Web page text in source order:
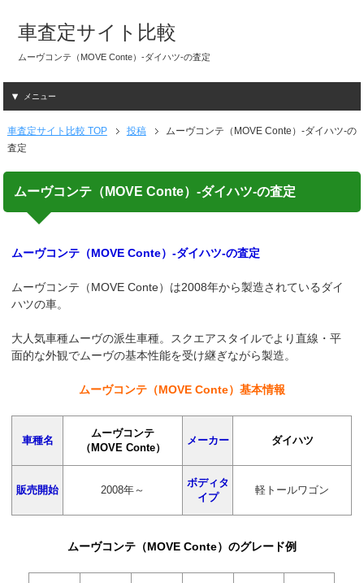
車査定サイト比較
ムーヴコンテ（MOVE Conte）-ダイハツ-の査定
メニュー
車査定サイト比較 TOP 投稿
ムーヴコンテ（MOVE Conte）-ダイハツ-の
査定
ムーヴコンテ（MOVE Conte）-ダイハツ-の査定
ムーヴコンテ（MOVE Conte）-ダイハツ-の査定
ムーヴコンテ（MOVE Conte）は2008年から製造されているダイ
ハツの車。
大人気車種ムーヴの派生車種。スクエアスタイルでより直線・平
面的な外観でムーヴの基本性能を受け継ぎながら製造。
ムーヴコンテ（MOVE Conte）基本情報
車種名
ムーヴコンテ
（MOVE Conte）
メーカー ダイハツ
販売開始 2008年～
ボディタ
イプ
軽トールワゴン
ムーヴコンテ（MOVE Conte）のグレード例